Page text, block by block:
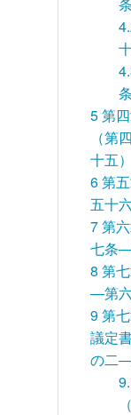
5第
（第
十五）
6第
五十
7第
七条―
8 第
―第六
9第
議定
の二―